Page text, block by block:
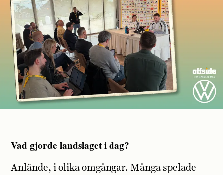
Vad gjorde landslaget i dag?
Anlände, i olika omgångar. Många spelade